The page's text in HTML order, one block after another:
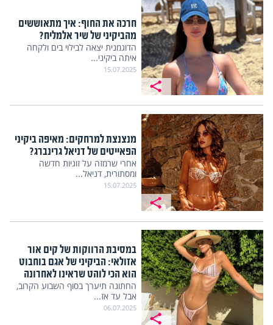
חרכה את החוף: איך מתאוששים
מהביקיני של שיר אלמליח?
הדוגמנית יצאה לבילוי בים ולקחה
איתה ביקיני...
15.07.2025
מנצנצת למרחקים: מאיפה ביקיני
הפאייטים של דניאל גרינברג?
אחרי שרמזה על זוגיות חדשה
ומסתורית, דניאל...
15.07.2025
במסיבת הרווקות של קים אור
אזולאי: הביקיני של אגם בוחבוט
הוא הכי לוהט שראינו לאחרונה
החתונה תיערך בסוף השבוע הקרוב,
אבל עד אז...
06.07.2025